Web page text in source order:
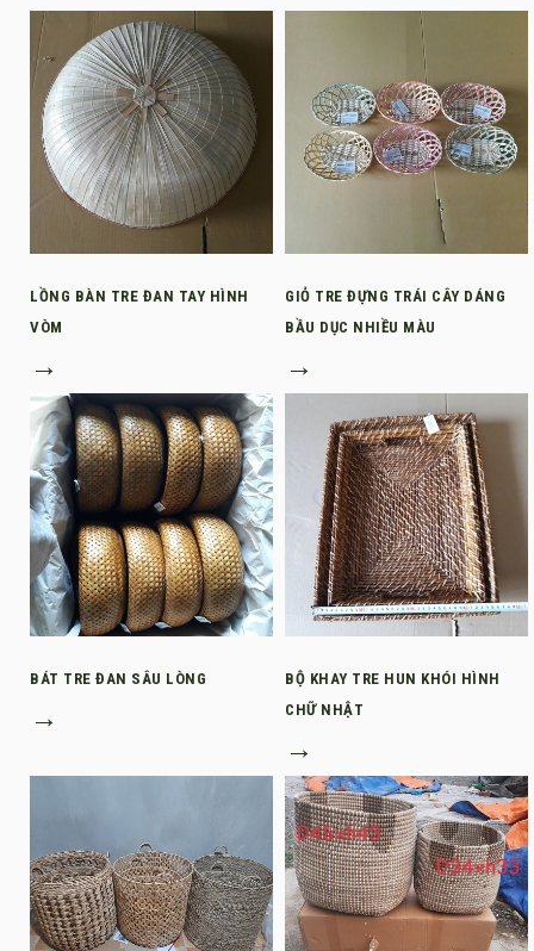
LỒNG BÀN TRE ĐAN TAY HÌNH
VÒM
→
GIỎ TRE ĐỰNG TRÁI CÂY DÁNG
BẦU DỤC NHIỀU MÀU
→
BÁT TRE ĐAN SÂU LÒNG
→
BỘ KHAY TRE HUN KHÓI HÌNH
CHỮ NHẬT
→